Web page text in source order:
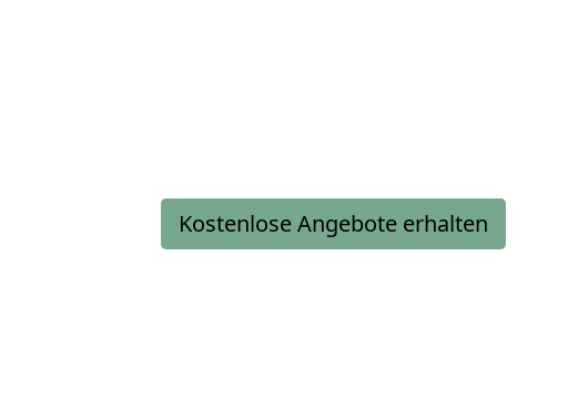
Kostenlose Angebote erhalten